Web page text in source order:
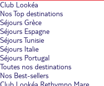
Club Lookéa
Nos Top destinations
Séjours Grèce
Séjours Espagne
Séjours Tunisie
Séjours Italie
Séjours Portugal
Toutes nos destinations
Nos Best-sellers